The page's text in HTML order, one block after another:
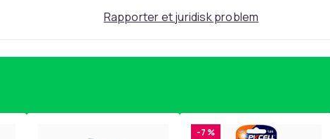
996dda93-b7c6-527d-b0d4-be46b1f0ab15
Rapporter et juridisk problem
-7 %